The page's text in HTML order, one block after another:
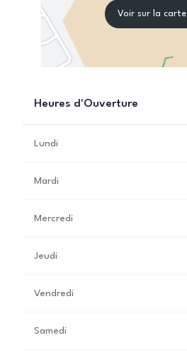
Voir sur la carte
Heures d'Ouverture
Lundi
Mardi
Mercredi
Jeudi
Vendredi
Samedi